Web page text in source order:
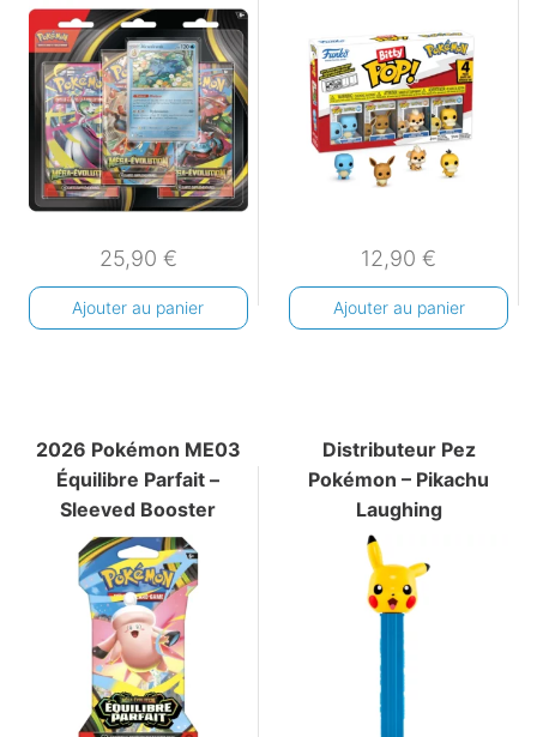
25,90 €
Ajouter au panier
12,90€
Ajouter au panier
2026 Pokémon ME03
Équilibre Parfait –
Sleeved Booster
Distributeur Pez
Pokémon – Pikachu
Laughing